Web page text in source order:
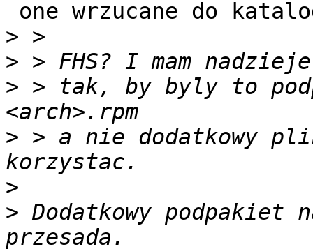
>
>
> > tak, by byly to
> > a nie dodatkowy
>
> Dodatkowy podpakiet